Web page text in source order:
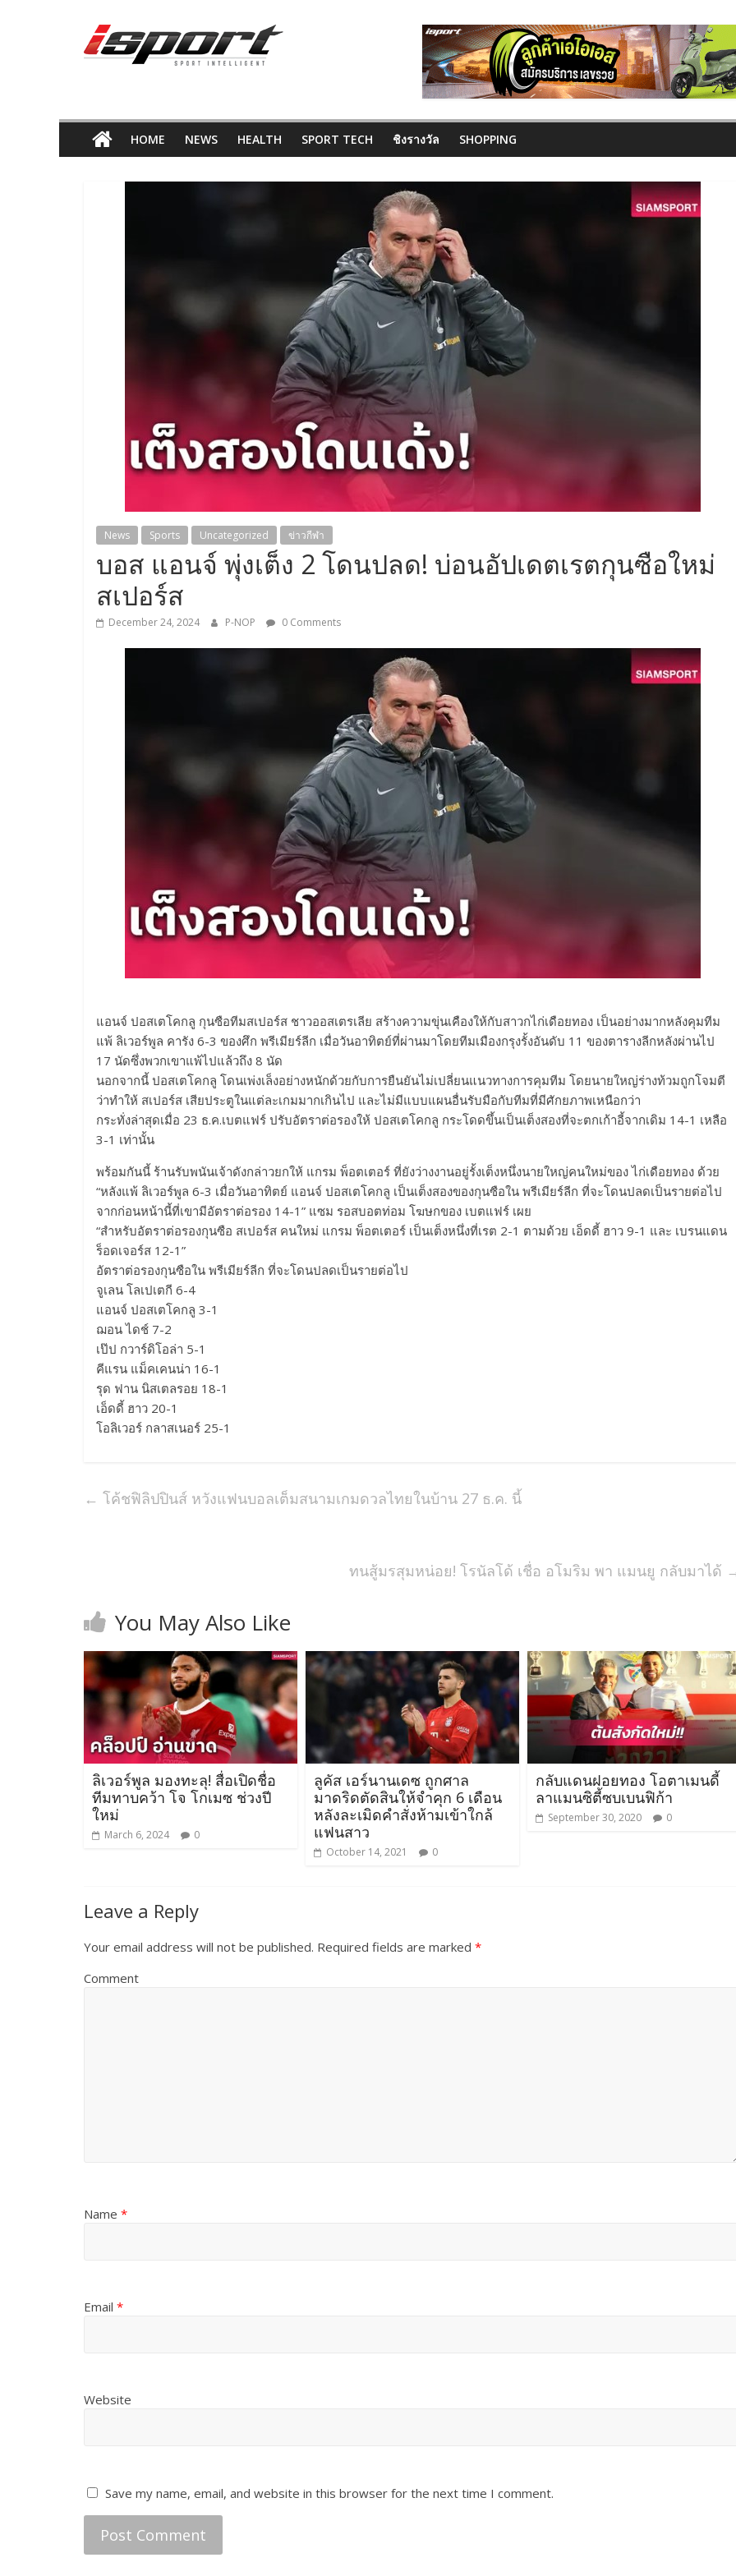
content
ข่าว
HOME NEWS HEALTH SPORT TECH ชิงรางวัล SHOPPING
News Sports Uncategorized ข่าวกีฬา
บอส แอนจ์ พุ่งเต็ง 2 โดนปลด! บ่อนอัปเดตเรตกุนซือใหม่
สเปอร์ส
December 24, 2024 P-NOP 0 Comments
แอนจ์ ปอสเตโคกลู กุนซือทีมสเปอร์ส ชาวออสเตรเลีย สร้างความขุ่นเคืองให้กับสาวกไก่เดือยทอง เป็นอย่างมากหลังคุมทีม
แพ้ ลิเวอร์พูล คารัง 6-3 ของศึก พรีเมียร์ลีก เมื่อวันอาทิตย์ที่ผ่านมาโดยทีมเมืองกรุงรั้งอันดับ 11 ของตารางลีกหลังผ่านไป
17 นัดซึ่งพวกเขาแพ้ไปแล้วถึง 8 นัด
นอกจากนี้ ปอสเตโคกลู โดนเพ่งเล็งอย่างหนักด้วยกับการยืนยันไม่เปลี่ยนแนวทางการคุมทีม โดยนายใหญ่ร่างท้วมถูกโจมตี
ว่าทำให้ สเปอร์ส เสียประตูในแต่ละเกมมากเกินไป และไม่มีแบบแผนอื่นรับมือกับทีมที่มีศักยภาพเหนือกว่า
กระทั่งล่าสุดเมื่อ 23 ธ.ค.เบตแฟร์ ปรับอัตราต่อรองให้ ปอสเตโคกลู กระโดดขึ้นเป็นเต็งสองที่จะตกเก้าอี้จากเดิม 14-1 เหลือ
3-1 เท่านั้น
พร้อมกันนี้ ร้านรับพนันเจ้าดังกล่าวยกให้ แกรม พ็อตเตอร์ ที่ยังว่างงานอยู่รั้งเต็งหนึ่งนายใหญ่คนใหม่ของ ไก่เดือยทอง ด้วย
“หลังแพ้ ลิเวอร์พูล 6-3 เมื่อวันอาทิตย์ แอนจ์ ปอสเตโคกลู เป็นเต็งสองของกุนซือใน พรีเมียร์ลีก ที่จะโดนปลดเป็นรายต่อไป
จากก่อนหน้านี้ที่เขามีอัตราต่อรอง 14-1” แซม รอสบอตท่อม โฆษกของ เบตแฟร์ เผย
“สำหรับอัตราต่อรองกุนซือ สเปอร์ส คนใหม่ แกรม พ็อตเตอร์ เป็นเต็งหนึ่งที่เรต 2-1 ตามด้วย เอ็ดดี้ ฮาว 9-1 และ เบรนแดน
ร็อดเจอร์ส 12-1”
อัตราต่อรองกุนซือใน พรีเมียร์ลีก ที่จะโดนปลดเป็นรายต่อไป
จูเลน โลเปเตกี 6-4
แอนจ์ ปอสเตโคกลู 3-1
ฌอน ไดช์ 7-2
เป๊ป กวาร์ดิโอล่า 5-1
คีแรน แม็คเคนน่า 16-1
รุด ฟาน นิสเตลรอย 18-1
เอ็ดดี้ ฮาว 20-1
โอลิเวอร์ กลาสเนอร์ 25-1
← โค้ชฟิลิปปินส์ หวังแฟนบอลเต็มสนามเกมดวลไทยในบ้าน 27 ธ.ค. นี้
ทนสู้มรสุมหน่อย! โรนัลโด้ เชื่อ อโมริม พา แมนยู กลับมาได้
You May Also Like
ลิเวอร์พูล มองทะลุ! สื่อเปิดชื่อ
ทีมทาบคว้า โจ โกเมซ ช่วงปี
ใหม่
March 6, 2024 0
ลูคัส เอร์นานเดซ ถูกศาล
มาดริดตัดสินให้จำคุก 6 เดือน
หลังละเมิดคำสั่งห้ามเข้าใกล้
แฟนสาว
October 14, 2021 0
กลับแดนฝอยทอง โอตาเมนดี้
ลาแมนซิตี้ซบเบนฟิก้า
September 30, 2020 0
Leave a Reply
Your email address will not be published. Required fields are marked *
Comment
Name *
Email *
Website
Save my name, email, and website in this browser for the next time I comment.